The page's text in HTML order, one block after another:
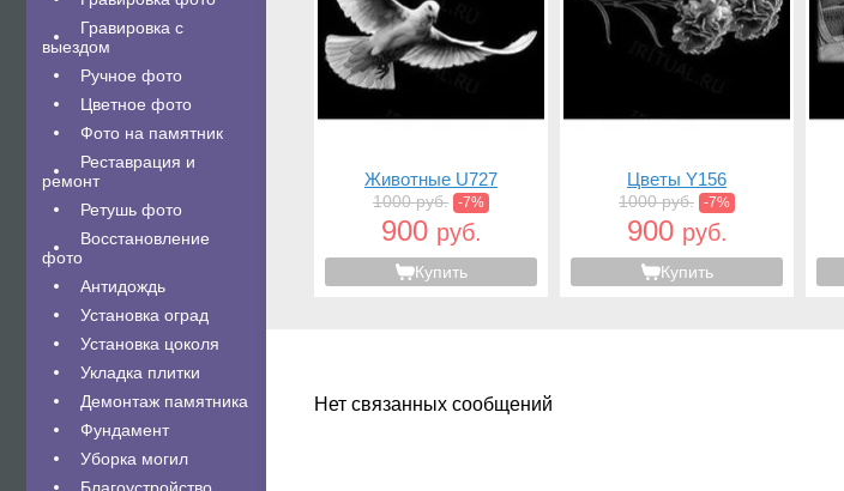
Гравировка с
выездом
Ручное фото
Цветное фото
Фото на памятник
Реставрация и
ремонт
Ретушь фото
Восстановление
фото
Антидождь
Установка оград
Установка цоколя
Укладка плитки
Демонтаж памятника
Фундамент
Уборка могил
Животные U727
1000 руб. -7%
900 руб.
Купить
Цветы Y156
1000 руб. -7%
900 руб.
Купить
Нет связанных сообщений